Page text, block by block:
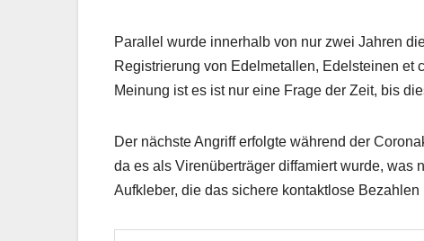
Parallel wurde innerhalb von nur zwei Jahren
Registrierung von Edelmetallen, Edelsteinen et
Meinung ist es ist nur eine Frage der Zeit, bis
Der nächste Angriff erfolgte während der
da es als Virenüberträger diffamiert wurde, was
Aufkleber, die das sichere kontaktlose Bezahlen